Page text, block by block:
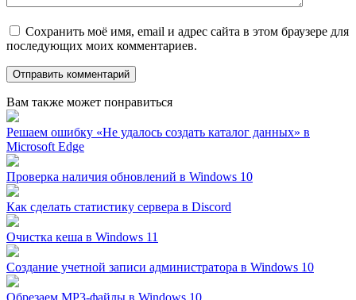
Сохранить моё имя, email и адрес сайта в этом браузере для
последующих моих комментариев.
Вам также может понравиться
Решаем ошибку «Не удалось создать каталог данных» в
Microsoft Edge
Проверка наличия обновлений в Windows 10
Как сделать статистику сервера в Discord
Очистка кеша в Windows 11
Создание учетной записи администратора в Windows 10